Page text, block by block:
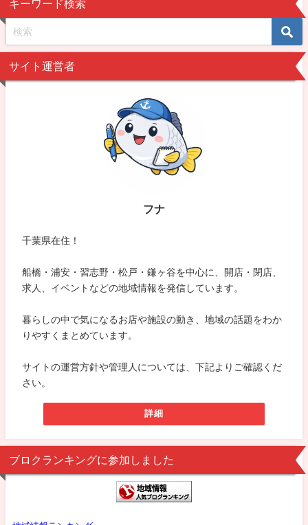
キーワード検索
サイト運営者
フナ
千葉県在住！
船橋・浦安・習志野・松戸・鎌ヶ谷を中心に、開店・閉店、
求人、イベントなどの地域情報を発信しています。
暮らしの中で気になるお店や施設の動き、地域の話題をわか
りやすくまとめています。
サイトの運営方針や管理人については、下記よりご確認くだ
さい。
詳細
ブロクランキングに参加しました